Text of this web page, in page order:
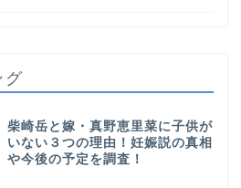
グ
柴崎岳と嫁・真野恵里菜に子供が
いない３つの理由！妊娠説の真相
や今後の予定を調査！